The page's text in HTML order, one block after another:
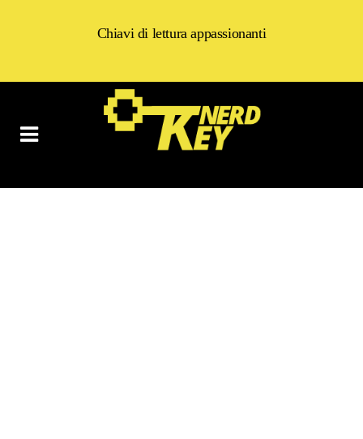
Chiavi di lettura appassionanti